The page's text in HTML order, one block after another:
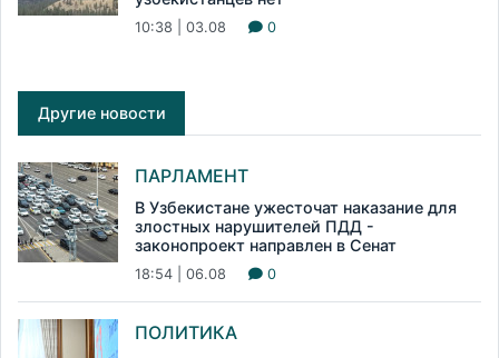
10:38 | 03.08 0
Другие новости
ПАРЛАМЕНТ
В Узбекистане ужесточат наказание для
злостных нарушителей ПДД -
законопроект направлен в Сенат
18:54 | 06.08 0
ПОЛИТИКА